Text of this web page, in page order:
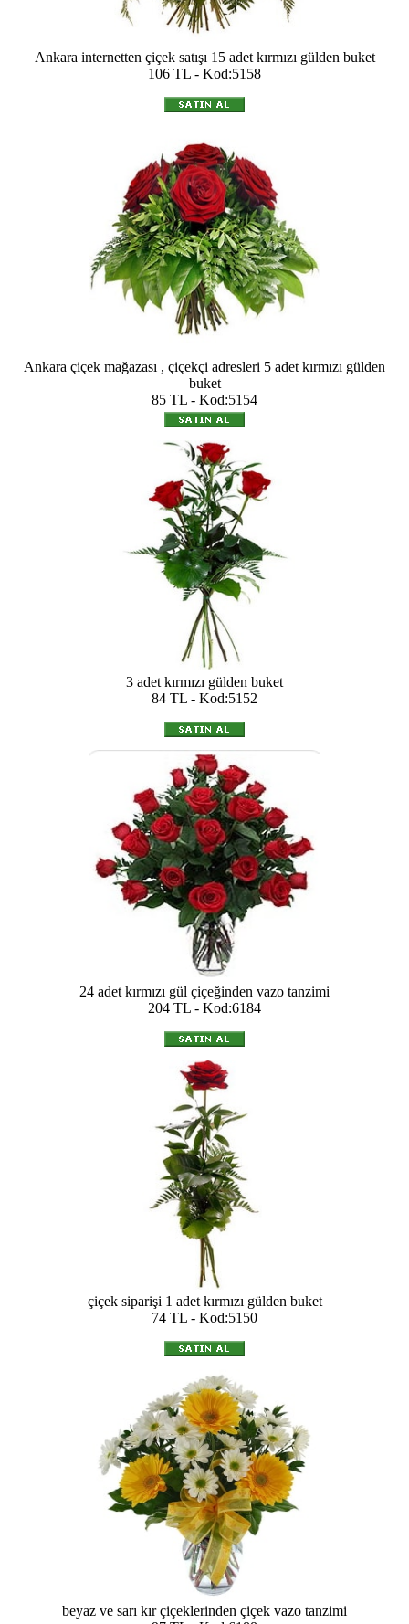
Ankara internetten çiçek satışı 15 adet kırmızı gülden buket
106 TL - Kod:5158
Ankara çiçek mağazası , çiçekçi adresleri 5 adet kırmızı gülden
buket
85 TL - Kod:5154
3 adet kırmızı gülden buket
84 TL - Kod:5152
24 adet kırmızı gül çiçeğinden vazo tanzimi
204 TL - Kod:6184
çiçek siparişi 1 adet kırmızı gülden buket
74 TL - Kod:5150
beyaz ve sarı kır çiçeklerinden çiçek vazo tanzimi